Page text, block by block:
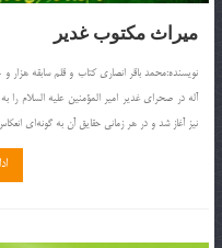
ميراث مكتوب غدير
نويسنده:محمد باقر انصارى كتاب و قلم سابقه هزار و
آله در صحراى غدير امير المؤمنين عليه السلام
نيز آغاز شد و در هر زمانى حقايق آن به گونه‌اى